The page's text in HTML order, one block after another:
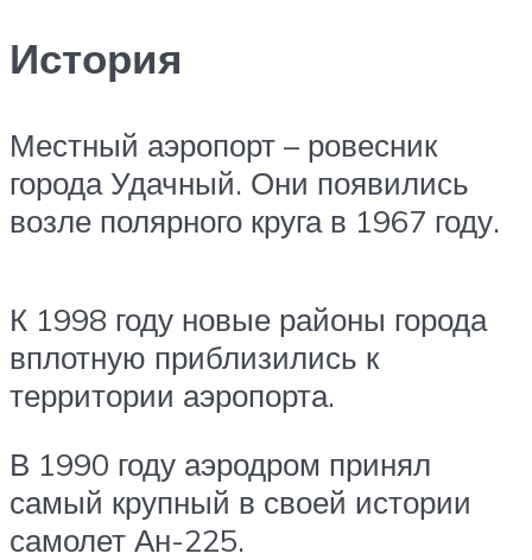
История
Местный аэропорт – ровесник
города Удачный. Они появились
возле полярного круга в 1967 году.
К 1998 году новые районы города
вплотную приблизились к
территории аэропорта.
В 1990 году аэродром принял
самый крупный в своей истории
самолет Ан-225.